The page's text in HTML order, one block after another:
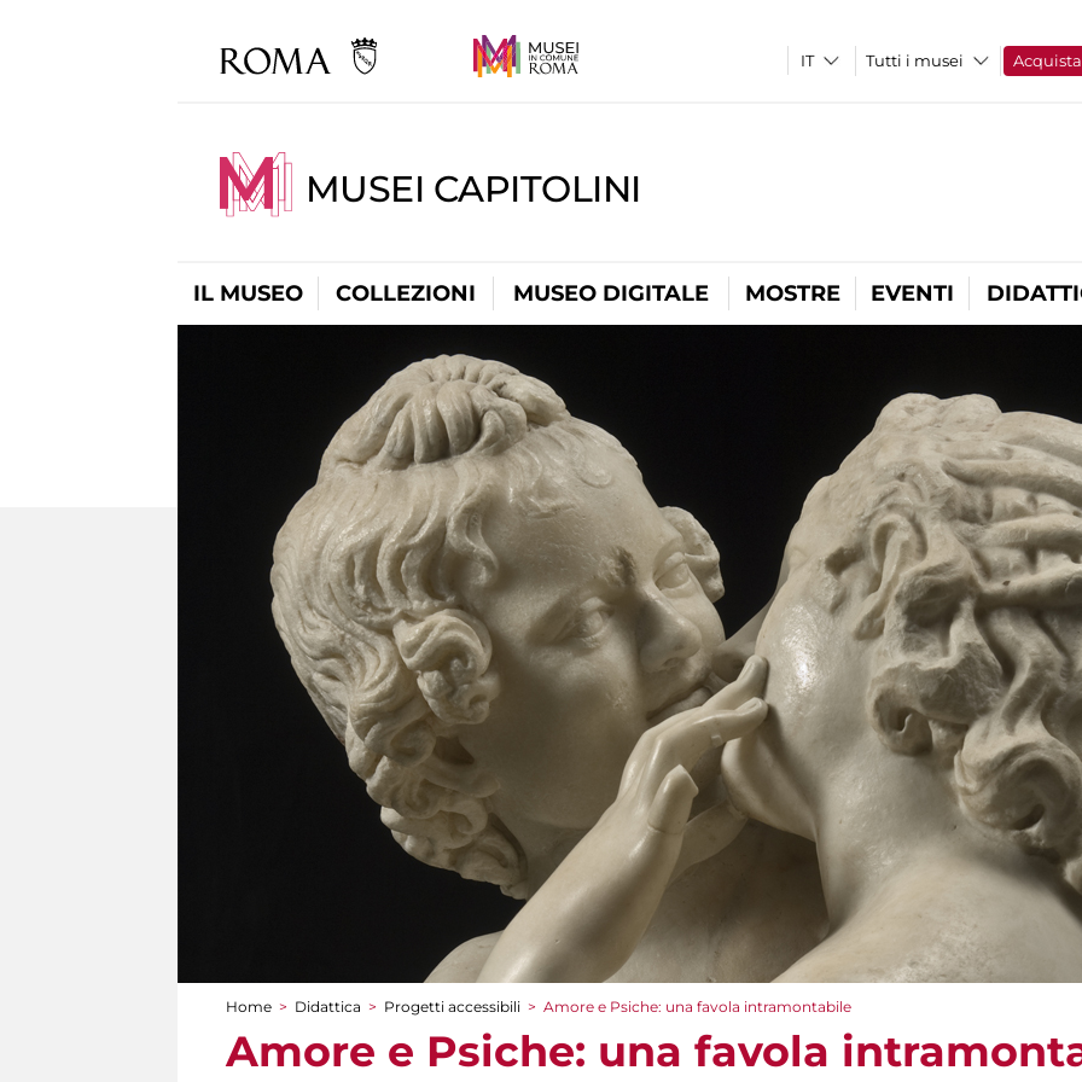
Tutti i musei Acquista
MUSEI CAPITOLINI
IL MUSEO COLLEZIONI MUSEO DIGITALE MOSTRE EVENTI
Tu sei qui
Home > Didattica > Progetti accessibili > Amore e Psiche: una favola intramontabile
Amore e Psiche: una favola